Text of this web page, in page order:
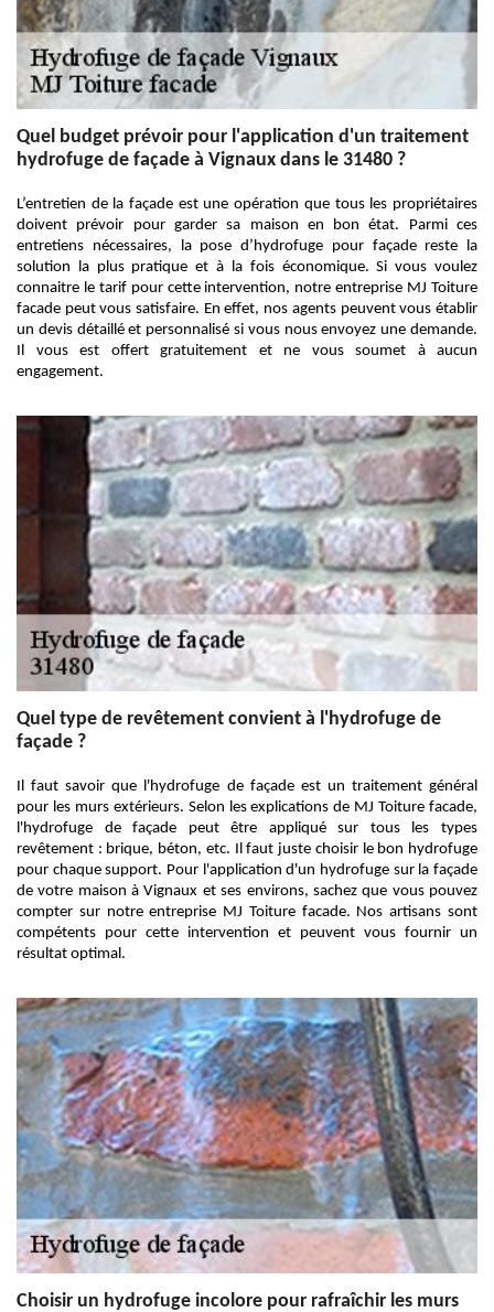
Quel budget prévoir pour l'application d'un traitement
hydrofuge de façade à Vignaux dans le 31480 ?
L’entretien de la façade est une opération que tous les propriétaires
doivent prévoir pour garder sa maison en bon état. Parmi ces
entretiens nécessaires, la pose d’hydrofuge pour façade reste la
solution la plus pratique et à la fois économique. Si vous voulez
connaitre le tarif pour cette intervention, notre entreprise MJ Toiture
facade peut vous satisfaire. En effet, nos agents peuvent vous établir
un devis détaillé et personnalisé si vous nous envoyez une demande.
Il vous est offert gratuitement et ne vous soumet à aucun
engagement.
Quel type de revêtement convient à l'hydrofuge de
façade ?
Il faut savoir que l'hydrofuge de façade est un traitement général
pour les murs extérieurs. Selon les explications de MJ Toiture facade,
l'hydrofuge de façade peut être appliqué sur tous les types
revêtement : brique, béton, etc. Il faut juste choisir le bon hydrofuge
pour chaque support. Pour l'application d'un hydrofuge sur la façade
de votre maison à Vignaux et ses environs, sachez que vous pouvez
compter sur notre entreprise MJ Toiture facade. Nos artisans sont
compétents pour cette intervention et peuvent vous fournir un
résultat optimal.
Choisir un hydrofuge incolore pour rafraîchir les murs